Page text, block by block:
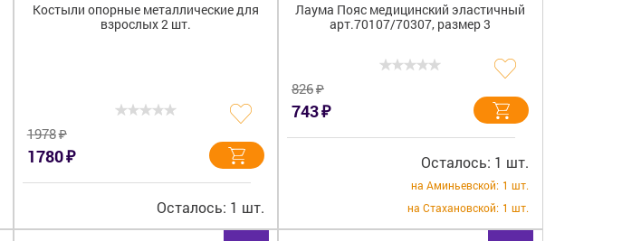
Костыли опорные металлические для
взрослых 2 шт.
1978₽
1780₽
Осталось: 1 шт.
Лаума Пояс медицинский эластичный
арт.70107/70307, размер 3
826₽
743₽
Осталось: 1 шт.
на Аминьевской: 1 шт.
на Стахановской: 1 шт.